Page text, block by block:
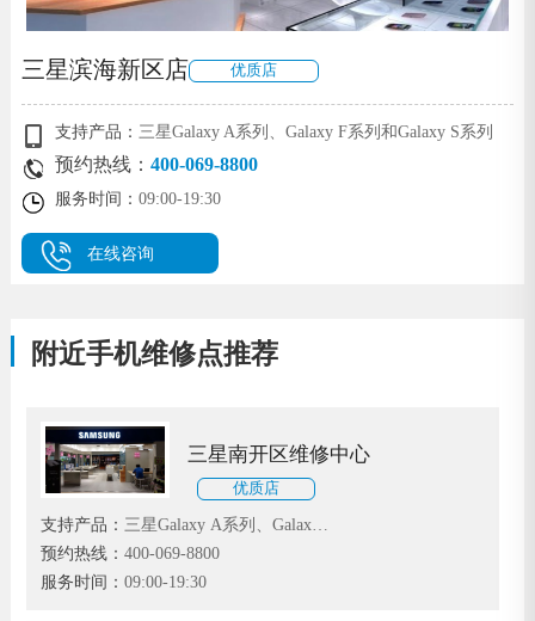
三星滨海新区店 优质店
支持产品：三星Galaxy A系列、Galaxy F系列和Galaxy S系列
预约热线：400-069-8800
服务时间：09:00-19:30
在线咨询
附近手机维修点推荐
三星南开区维修中心
优质店
支持产品： 三星Galaxy A系列、Galaxy
F系列和Galaxy S系列
预约热线： 400-069-8800
服务时间： 09:00-19:30